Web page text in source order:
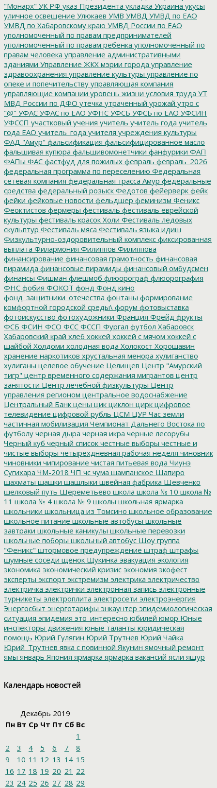
"Монарх" УК РФ указ Президента укладка Украина укусы
уличное освещение Улюкаев УМВ УМВД УМВД по ЕАО
УМВД по Хабаровскому краю УМВД России по ЕАО
уполномоченный по правам предпринимателей
уполномоченный по правам ребенка уполномоченный по
правам человека управление административными
зданиями Управление ЖКХ мэрии города управление
здравоохранения управление культуры управление по
опеке и попечительству управляющая компания
управляющие компании уровень жизни условия труда УТ
МВД России по ДФО утечка утраченный урожай утро с
"@" УФАС УФАС по ЕАО УФНС УФСБ УФСБ по ЕАО УФСИН
УФССП участковый учения учитель учитель года учитель
года ЕАО учитель_года учителя учреждения культуры
ФАД "Амур" фальсификация фальсифицированное масло
фальшивая купюра фальшивомонетчики фанфурики ФАП
ФАПы ФАС фастфуд для пожилых февраль февраль_2026
федеральная программа по переселению Федеральная
сетевая компания федеральная трасса Амур федеральные
средства федеральный розыск Федотов фейерверк фейк
фейки фейковые новости фельдшер феминизм Феникс
Феоктистов фермеры фестиваль фестиваль еврейской
культуры фестиваль красок Холи Фестиваль ледовых
скульптур Фестиваль мяса Фестиваль языка идиш
Физкультурно-оздоровительный комплекс фиксированная
выплата Филармония Филиппов Филиппова
финансирование финансовая грамотность финансовая
пирамида финансовые пирамиды финансовый омбудсмен
финансы Фишман флешмоб флюорограф флюорография
ФНС фобия ФОКОТ фонд Фонд кино
фонд_защитники_отечества фонтаны формирование
комфортной городской среды\ форум фотовыставка
фотоискусство фотохудожники Франция Фрейд фрукты
ФСБ ФСИН ФСО ФСС ФССП Фургал футбол Хабаровск
Хабаровский край хлеб хоккей хоккей с мячом хоккей с
шайбой Холдоми холодная вода Холокост Хорошавин
хранение наркотиков хрустальная менора хулиганство
хулиганы целевое обучение Целищев Центр "Амурский
тигр" центр временного содержания мигрантов центр
занятости Центр лечебной физкультуры Центр
управления регионом центральное водоснабжение
Центральный Банк цены цик циклон цирк цифровое
телевидение цифровой рубль ЦСМ ЦУР Час земли
частичная мобилизация Чемпионат Дальнего Востока по
футболу черная дыра черная икра черные лесорубы
Черный куб черный список честные выборы честные и
чистые выборы четырехдневная рабочая неделя чиновник
чиновники чипирование чистая питьевая вода Чиунэ
Сугихара ЧМ-2018 ЧП чс чума шампанское Шапиро
шахматы шашки шашлыки швейная фабрика Шевченко
шелковый путь Шереметьево школа школа № 10 школа №
11 школа № 4 школа № 9 школы школьная ярмарка
школьники школьница из Томсино школьное образование
школьное питание школьные автобусы школьные
завтраки школьные каникулы школьные перевозки
школьные поборы школьный автобус Шоу группа
"Феникс" штормовое предупреждение штраф штрафы
шумные соседи щенок Щукинка эвакуация экология
экономика экономический кризис экономия экофест
эксперты экспорт экстремизм электрика электричество
электричка электрички электронная запись электронные
турникеты электроплита электросети электроэнергия
Энергосбыт энерготарифы энкаунтер эпидемиологическая
ситуация эпидемия это_интересно юбилей юмор Юные
инспекторы движения юные таланты юридическая
помощь Юрий Гулягин Юрий Трутнев Юрий Чайка
Юрий_Трутнев явка с повинной Якунин ямочный ремонт
ямы январь Япония ярмарка ярмарка вакансий ясли ящур
Календарь новостей
Декабрь 2019
Пн Вт Ср Чт Пт Сб Вс
1
2
3 4 5 6 7
8
9
10 11 12 13 14 15
16 17 18 19 20 21 22
23 24 25 26 27 28 29